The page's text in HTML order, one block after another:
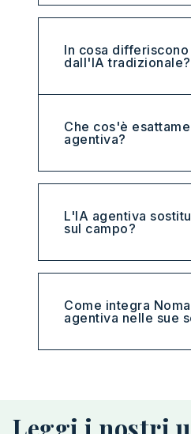
In cosa
dall'IA tradizionale?
Che cos'è
agentiva?
L'IA agentiva
sul campo?
Come integra
agentiva nelle sue